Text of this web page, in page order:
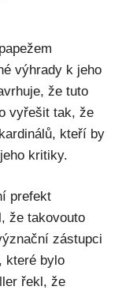
výhrady k jeho
že tuto
vyřešit tak, že
kteří by
kritiky.
prefekt
že takovouto
zástupci
které bylo
řekl, že